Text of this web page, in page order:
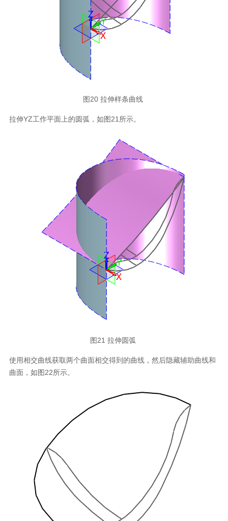
图20 拉伸样条曲线
拉伸YZ工作平面上的圆弧，如图21所示。
图21 拉伸圆弧
使用相交曲线获取两个曲面相交得到的曲线，然后隐藏辅助曲线和
曲面，如图22所示。